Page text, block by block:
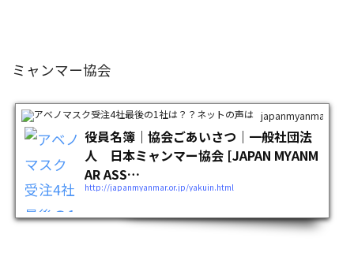
ミャンマー協会
japanmyanmar.or.jp
役員名簿｜協会ごあいさつ｜一般社団法
人 日本ミャンマー協会 [JAPAN MYANM
AR ASS…
http://japanmyanmar.or.jp/yakuin.html